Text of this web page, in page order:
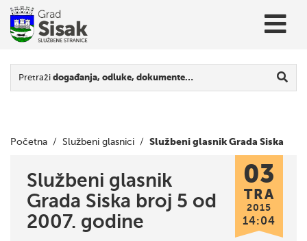
Pretraži događanja, odluke, dokumente…
Početna / Službeni glasnici / Službeni glasnik Grada Siska
Službeni glasnik
Grada Siska broj 5 od
2007. godine
03
TRA
2015
14:04